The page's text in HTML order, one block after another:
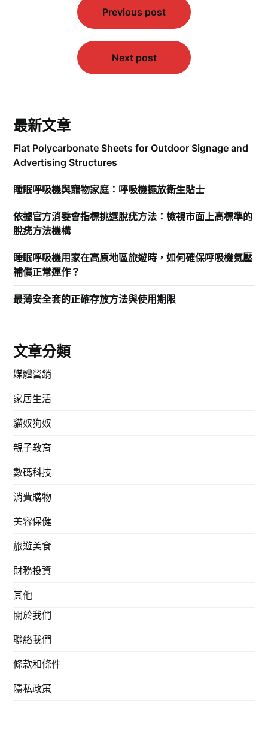
Previous post
Next post
最新文章
Flat Polycarbonate Sheets for Outdoor Signage and
Advertising Structures
睡眠呼吸機與寵物家庭：呼吸機擺放衛生貼士
依據官方消委會指標挑選脫疣方法：檢視市面上高標準的
脫疣方法機構
睡眠呼吸機用家在高原地區旅遊時，如何確保呼吸機氣壓
補償正常運作？
最薄安全套的正確存放方法與使用期限
文章分類
媒體營銷
家居生活
貓奴狗奴
親子教育
數碼科技
消費購物
美容保健
旅遊美食
財務投資
其他
關於我們
聯絡我們
條款和條件
隱私政策